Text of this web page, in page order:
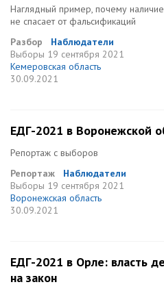
Наглядный пример, почему
не спасает от фальсификаций
Разбор
Наблюдатели
Выборы 19 сентября 2021
Кемеровская область
30.09.2021
ЕДГ-2021 в Воронежской
Репортаж с выборов
Репортаж
Наблюдатели
Выборы 19 сентября 2021
Воронежская область
30.09.2021
ЕДГ-2021 в Орле: власть
на закон